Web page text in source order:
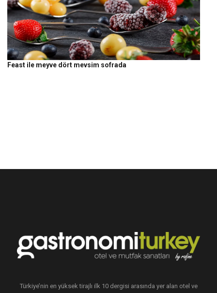
Feast ile meyve dört mevsim sofrada
Türkiye’nin en yüksek tirajlı ilk 10 dergisi arasında yer alan otel ve